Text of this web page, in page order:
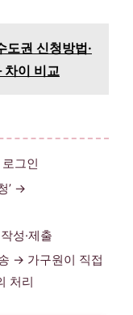
권 신청방법·
차이 비교
그인
’ →
성·제출
→ 가구원이 직접
처리